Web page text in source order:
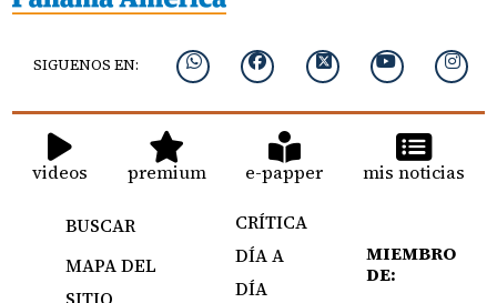
SIGUENOS EN:
videos premium e-papper mis noticias
BUSCAR
MAPA DEL
CRÍTICA
DÍA A
DÍA
MIEMBRO
DE: